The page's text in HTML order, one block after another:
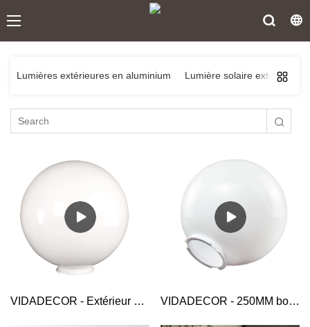
Lumières extérieures en aluminium Lumière solaire extérieure
VIDADECOR - Extérieur 5 ans couleur 20 pouces 500mm boule plexiglas dôme globe polycarbonate sphère abat-jour couvercle pour éclairage abat-jour VIDADECOR - 250MM boule globe blanc pmma plastique plexiglas couvercle acrylique accessoires abat-jour pour lumière de jardin extérieur Abat-jour